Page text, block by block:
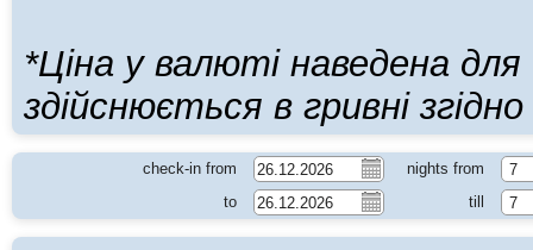
*Ціна у валюті наведена
здійснюється в гривні
check-in from nights from
7
to
till 7